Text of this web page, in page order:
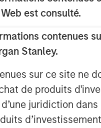
est consulté.
contenues
Stanley.
sur ce site ne
de produits
juridiction
$6.5 billion of
is the fourth and
AG, which was
Zapotocky. BAST
Buhl, have an
company in the
of Morgan Stanley